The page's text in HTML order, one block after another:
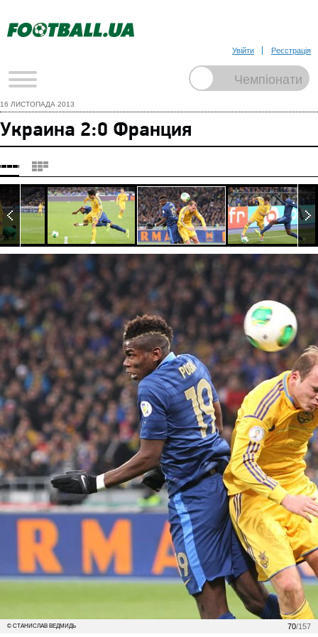
Увійти Реєстрація
16 ЛИСТОПАДА 2013
Украина 2:0 Франция
70/157
© СТАНИСЛАВ ВЕДМИДЬ